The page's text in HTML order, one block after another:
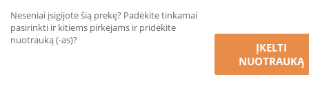
Neseniai įsigijote šią prekę? Padėkite tinkamai
pasirinkti ir kitiems pirkėjams ir pridėkite
nuotrauką (-as)?
ĮKELTI
NUOTRAUKĄ